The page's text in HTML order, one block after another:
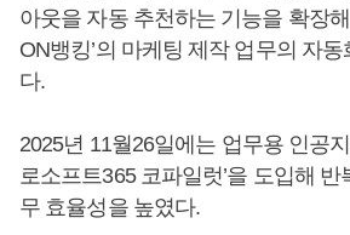
아웃을 자동 추천하는 기능을 확장
ON뱅킹’의 마케팅 제작 업무의 자
다.
2025년 11월26일에는 업무용 인공
로소프트365 코파일럿’을 도입해 반
무 효율성을 높였다.